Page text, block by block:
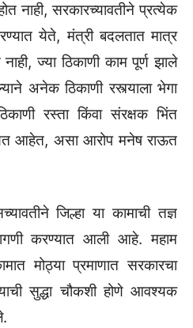
नाही, सरकारच्यावतीने प्रत्येक
येते, मंत्री बदलतात मात्र
नाही, ज्या ठिकाणी काम पूर्ण झाले
अनेक ठिकाणी रस्त्याला भेगा
रस्ता किंवा संरक्षक भिंत
आहेत, असा आरोप मनेष राऊत
जिल्हा या कामाची तज्ञ
करण्यात आली आहे. महाम
मोठ्या प्रमाणात सरकारचा
सुद्धा चौकशी होणे आवश्यक